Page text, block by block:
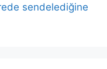
sendelediğine